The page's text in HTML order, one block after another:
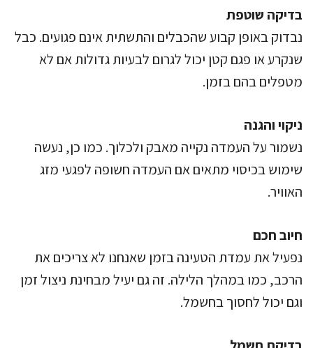
בדיקה שוטפת
נבדוק באופן קבוע שהכבלים והתשתית אינם פגועים. כבל
שנקרע או פגם קטן יכול לגרום לבעיות גדולות אם לא
מטפלים בהם בזמן.
ניקוי והגנה
נשמור על העמדה נקייה מאבק ולכלוך. כמו כן, נעשה
שימוש בכיסוי מתאים אם העמדה חשופה לפגעי מזג
האוויר.
חיוב חכם
נפעיל את עמדת הטעינה בזמן שאנחנו לא צריכים את
הרכב, כמו במהלך הלילה. זה גם יעיל מבחינת ניצול זמן
וגם יכול לחסוך בחשמל.